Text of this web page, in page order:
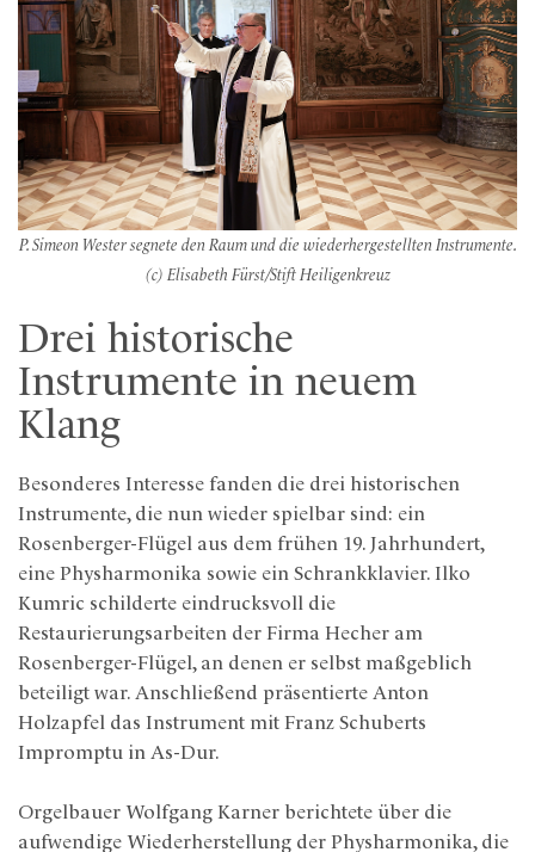
P. Simeon Wester segnete den Raum und die wiederhergestellten Instrumente.
(c) Elisabeth Fürst/Stift Heiligenkreuz
Drei historische
Instrumente in neuem
Klang
Besonderes Interesse fanden die drei historischen
Instrumente, die nun wieder spielbar sind: ein
Rosenberger-Flügel aus dem frühen 19. Jahrhundert,
eine Physharmonika sowie ein Schrankklavier. Ilko
Kumric schilderte eindrucksvoll die
Restaurierungsarbeiten der Firma Hecher am
Rosenberger-Flügel, an denen er selbst maßgeblich
beteiligt war. Anschließend präsentierte Anton
Holzapfel das Instrument mit Franz Schuberts
Impromptu in As-Dur.
Orgelbauer Wolfgang Karner berichtete über die
aufwendige Wiederherstellung der Physharmonika, die